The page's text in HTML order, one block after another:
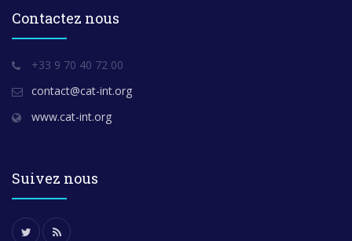
Contactez nous
+33 9 70 40 72 00
contact@cat-int.org
www.cat-int.org
Suivez nous